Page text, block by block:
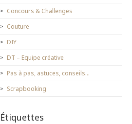
Concours & Challenges
Couture
DIY
DT – Equipe créative
Pas à pas, astuces, conseils…
Scrapbooking
Étiquettes